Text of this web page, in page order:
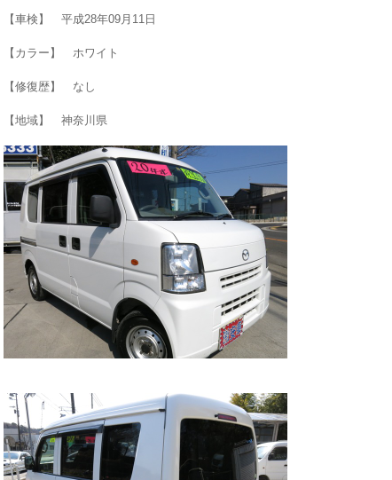
【車検】 平成28年09月11日
【カラー】 ホワイト
【修復歴】 なし
【地域】 神奈川県